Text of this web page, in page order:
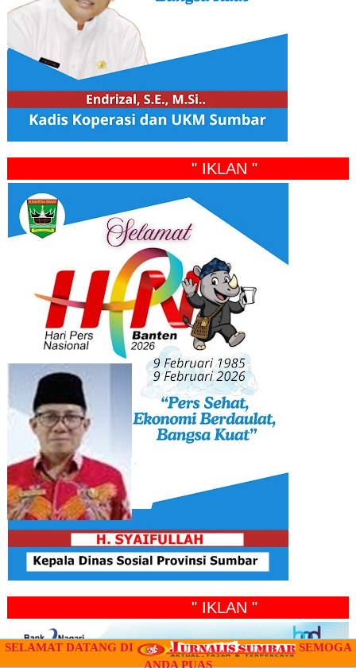
" IKLAN "
" IKLAN "
SELAMAT DATANG DI
SEMOGA
ANDA PUAS